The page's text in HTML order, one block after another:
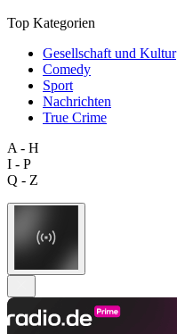
Top Kategorien
Gesellschaft und Kultur
Comedy
Sport
Nachrichten
True Crime
A - H
I - P
Q - Z